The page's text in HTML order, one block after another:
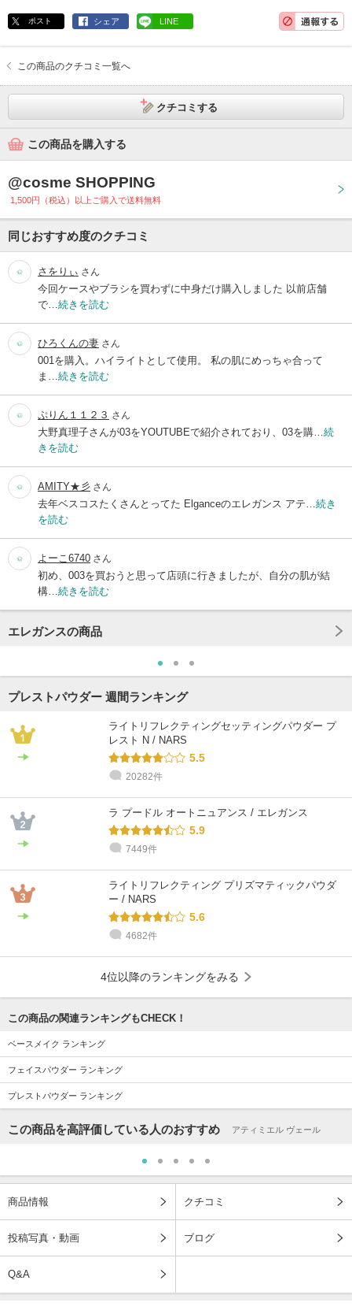
ポスト シェア LINE
この商品のクチコミ一覧へ
クチコミする
この商品を購入する
@cosme SHOPPING
1,500円（税込）以上ご購入で送料無料
同じおすすめ度のクチコミ
さをりぃ さん
今回ケースやブラシを買わずに中身だけ購入しました 以前店舗
で… 続きを読む
ひろくんの妻 さん
001を購入。ハイライトとして使用。 私の肌にめっちゃ合って
ま… 続きを読む
ぷりん１１２３ さん
大野真理子さんが03をYOUTUBEで紹介されており、03を購… 続
きを読む
AMITY★彡 さん
去年ベスコスたくさんとってた Elganceのエレガンス アテ… 続き
を読む
よーこ6740 さん
初め、003を買おうと思って店頭に行きましたが、自分の肌が結
構… 続きを読む
エレガンスの商品
プレストパウダー 週間ランキング
ライトリフレクティングセッティングパウダー プ
レスト N / NARS
5.5
20282件
ラ プードル オートニュアンス / エレガンス
5.9
7449件
ライトリフレクティング プリズマティックパウダ
ー / NARS
5.6
4682件
4位以降のランキングをみる
この商品の関連ランキングもCHECK！
ベースメイク ランキング
フェイスパウダー ランキング
プレストパウダー ランキング
この商品を高評価している人のおすすめ アティミエル ヴェール
商品情報 クチコミ
投稿写真・動画 ブログ
Q&A